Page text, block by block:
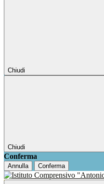
Chiudi
Chiudi
Conferma
Annulla Conferma